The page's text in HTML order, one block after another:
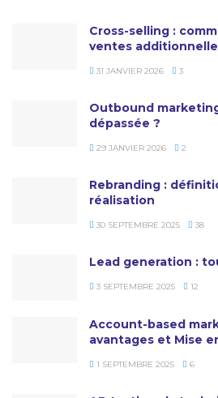
Cross-selling :
ventes
31 JANVIER 2026 3
Outbound
dépassée ?
29 JANVIER 2026 2
Rebranding :
réalisation
30 SEPTEMBRE 2025 38
Lead generation :
3 SEPTEMBRE 2025 12
Account-based
avantages et Mise
1 SEPTEMBRE 2025 6